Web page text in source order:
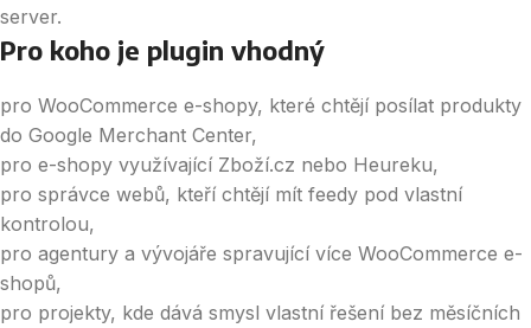
server.
Pro koho je plugin vhodný
pro WooCommerce e-shopy, které chtějí posílat produkty
do Google Merchant Center,
pro e-shopy využívající Zboží.cz nebo Heureku,
pro správce webů, kteří chtějí mít feedy pod vlastní
kontrolou,
pro agentury a vývojáře spravující více WooCommerce e-
shopů,
pro projekty, kde dává smysl vlastní řešení bez měsíčních